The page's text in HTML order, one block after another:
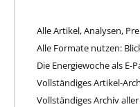
Alle Artikel, Analysen,
Alle Formate nutzen:
Die Energiewoche als E-
Vollständiges Artikel-
Vollständiges Archiv aller